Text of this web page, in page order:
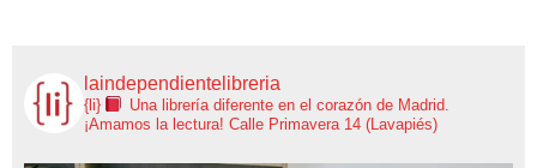
laindependientelibreria
{li}
Una librería diferente en el corazón de Madrid.
¡Amamos la lectura! Calle Primavera 14 (Lavapiés)